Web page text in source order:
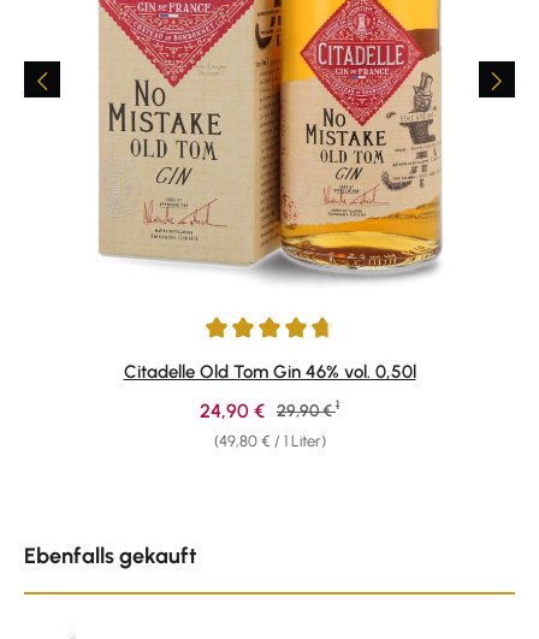
Durchschnittliche Bewertung von 4.67 von 5 Sternen
Citadelle Old Tom Gin 46% vol. 0,50l
(49,80 € / 1 Liter)
Verkaufspreis:
24,90 € Regulärer Preis:
29,90 € 1
Ebenfalls gekauft